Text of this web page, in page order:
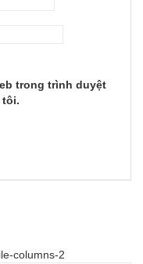
trong trình duyệt
tôi.
columns-2